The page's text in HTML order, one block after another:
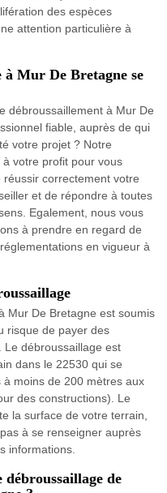
des espèces
attention particulière à
à Mur De Bretagne se
débroussaillement à Mur De
fiable, auprès de qui
votre projet ? Notre
votre profit pour vous
correctement votre
et de répondre à toutes
Egalement, nous vous
à prendre en regard de
en vigueur à
Mur De Bretagne est soumis
risque de payer des
débroussaillage est
dans le 22530 qui se
moins de 200 mètres aux
des constructions). Le
la surface de votre terrain,
à se renseigner auprès
informations.
de